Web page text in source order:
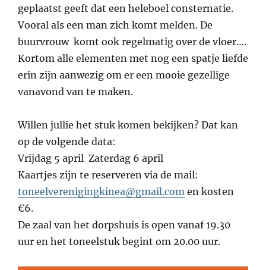
geplaatst geeft dat een heleboel consternatie.
Vooral als een man zich komt melden. De
buurvrouw komt ook regelmatig over de vloer….
Kortom alle elementen met nog een spatje liefde
erin zijn aanwezig om er een mooie gezellige
vanavond van te maken.
Willen jullie het stuk komen bekijken? Dat kan
op de volgende data:
Vrijdag 5 april Zaterdag 6 april
Kaartjes zijn te reserveren via de mail:
toneelverenigingkinea@gmail.com en kosten
€6.
De zaal van het dorpshuis is open vanaf 19.30
uur en het toneelstuk begint om 20.00 uur.